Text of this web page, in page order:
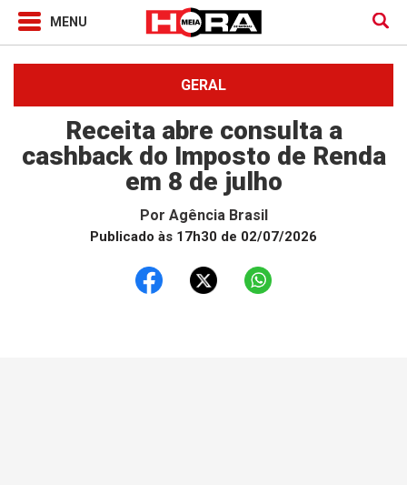
GERAL
Receita abre consulta a
cashback do Imposto de Renda
em 8 de julho
Por Agência Brasil
Publicado às 17h30 de 02/07/2026